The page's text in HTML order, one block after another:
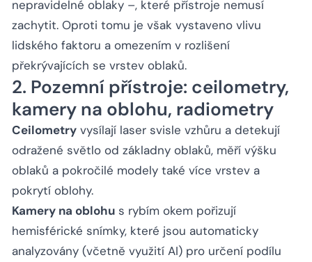
nepravidelné oblaky –, které přístroje nemusí
zachytit. Oproti tomu je však vystaveno vlivu
lidského faktoru a omezením v rozlišení
překrývajících se vrstev oblaků.
2. Pozemní přístroje: ceilometry,
kamery na oblohu, radiometry
Ceilometry vysílají laser svisle vzhůru a detekují
odražené světlo od základny oblaků, měří výšku
oblaků a pokročilé modely také více vrstev a
pokrytí oblohy.
Kamery na oblohu s rybím okem pořizují
hemisférické snímky, které jsou automaticky
analyzovány (včetně využití AI) pro určení podílu